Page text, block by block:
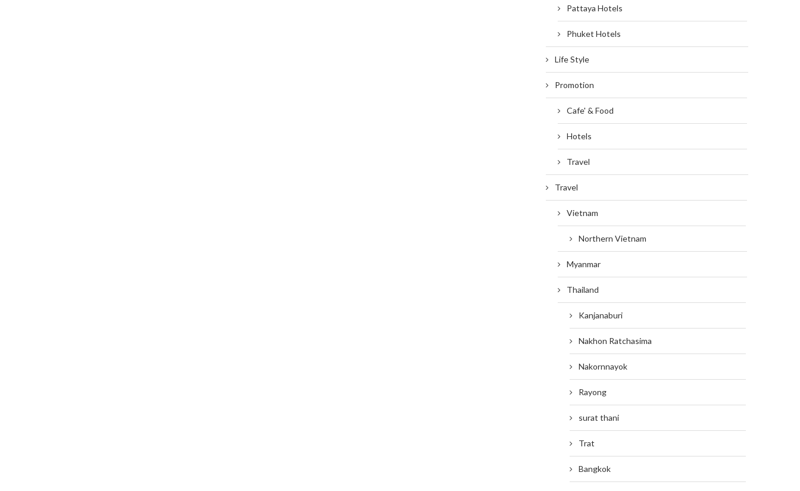
Pattaya Hotels
Phuket Hotels
Life Style
Promotion
Cafe' & Food
Hotels
Travel
Travel
Vietnam
Northern Vietnam
Myanmar
Thailand
Kanjanaburi
Nakhon Ratchasima
Nakornnayok
Rayong
surat thani
Trat
Bangkok